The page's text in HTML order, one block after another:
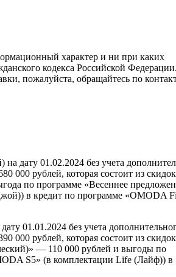
характер и ни при каких
кодекса Российской
пожалуйста, обращайтесь по
дату 01.02.2024 без учета
000 рублей, которая состоит из
по программе «Весеннее
в кредит по программе «OMODA
01.01.2024 без учета
000 рублей, которая состоит из
— 110 000 рублей и выгоды по
S5» (в комплектации Life (Лайф)) в